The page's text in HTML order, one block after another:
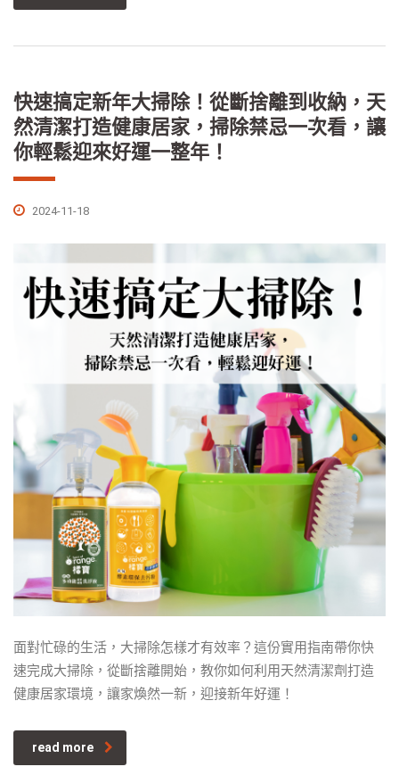
快速搞定新年大掃除！從斷捨離到收納，天
然清潔打造健康居家，掃除禁忌一次看，讓
你輕鬆迎來好運一整年！
2024-11-18
面對忙碌的生活，大掃除怎樣才有效率？這份實用指南帶你快
速完成大掃除，從斷捨離開始，教你如何利用天然清潔劑打造
健康居家環境，讓家煥然一新，迎接新年好運！
read more